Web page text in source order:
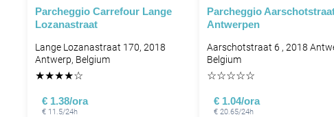
Parcheggio Carrefour Lange
Lozanastraat
Lange Lozanastraat 170, 2018
Antwerp, Belgium
★★★★☆
€ 1.38/ora
€ 11.5/24h
Parcheggio
Antwerpen
Aarschotstraat 6 , 2018
Belgium
☆☆☆☆☆
€ 1.04/ora
€ 20.65/24h